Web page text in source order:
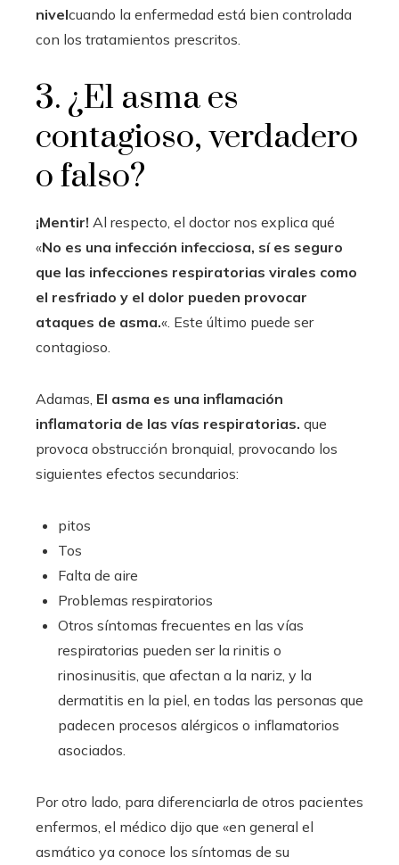
nivelcuando la enfermedad está bien controlada
con los tratamientos prescritos.
3. ¿El asma es
contagioso, verdadero
o falso?
¡Mentir! Al respecto, el doctor nos explica qué
«No es una infección infecciosa, sí es seguro
que las infecciones respiratorias virales como
el resfriado y el dolor pueden provocar
ataques de asma.«. Este último puede ser
contagioso.
Adamas, El asma es una inflamación
inflamatoria de las vías respiratorias. que
provoca obstrucción bronquial, provocando los
siguientes efectos secundarios:
pitos
Tos
Falta de aire
Problemas respiratorios
Otros síntomas frecuentes en las vías
respiratorias pueden ser la rinitis o
rinosinusitis, que afectan a la nariz, y la
dermatitis en la piel, en todas las personas que
padecen procesos alérgicos o inflamatorios
asociados.
Por otro lado, para diferenciarla de otros pacientes
enfermos, el médico dijo que «en general el
asmático ya conoce los síntomas de su